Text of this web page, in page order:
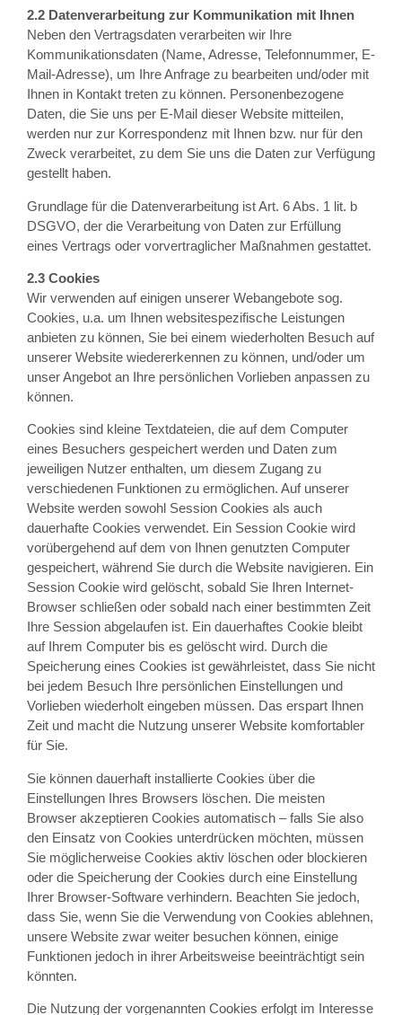
2.2 Datenverarbeitung zur Kommunikation mit Ihnen
Neben den Vertragsdaten verarbeiten wir Ihre
Kommunikationsdaten (Name, Adresse, Telefonnummer, E-
Mail-Adresse), um Ihre Anfrage zu bearbeiten und/oder mit
Ihnen in Kontakt treten zu können. Personenbezogene
Daten, die Sie uns per E-Mail dieser Website mitteilen,
werden nur zur Korrespondenz mit Ihnen bzw. nur für den
Zweck verarbeitet, zu dem Sie uns die Daten zur Verfügung
gestellt haben.
Grundlage für die Datenverarbeitung ist Art. 6 Abs. 1 lit. b
DSGVO, der die Verarbeitung von Daten zur Erfüllung
eines Vertrags oder vorvertraglicher Maßnahmen gestattet.
2.3 Cookies
Wir verwenden auf einigen unserer Webangebote sog.
Cookies, u.a. um Ihnen websitespezifische Leistungen
anbieten zu können, Sie bei einem wiederholten Besuch auf
unserer Website wiedererkennen zu können, und/oder um
unser Angebot an Ihre persönlichen Vorlieben anpassen zu
können.
Cookies sind kleine Textdateien, die auf dem Computer
eines Besuchers gespeichert werden und Daten zum
jeweiligen Nutzer enthalten, um diesem Zugang zu
verschiedenen Funktionen zu ermöglichen. Auf unserer
Website werden sowohl Session Cookies als auch
dauerhafte Cookies verwendet. Ein Session Cookie wird
vorübergehend auf dem von Ihnen genutzten Computer
gespeichert, während Sie durch die Website navigieren. Ein
Session Cookie wird gelöscht, sobald Sie Ihren Internet-
Browser schließen oder sobald nach einer bestimmten Zeit
Ihre Session abgelaufen ist. Ein dauerhaftes Cookie bleibt
auf Ihrem Computer bis es gelöscht wird. Durch die
Speicherung eines Cookies ist gewährleistet, dass Sie nicht
bei jedem Besuch Ihre persönlichen Einstellungen und
Vorlieben wiederholt eingeben müssen. Das erspart Ihnen
Zeit und macht die Nutzung unserer Website komfortabler
für Sie.
Sie können dauerhaft installierte Cookies über die
Einstellungen Ihres Browsers löschen. Die meisten
Browser akzeptieren Cookies automatisch – falls Sie also
den Einsatz von Cookies unterdrücken möchten, müssen
Sie möglicherweise Cookies aktiv löschen oder blockieren
oder die Speicherung der Cookies durch eine Einstellung
Ihrer Browser-Software verhindern. Beachten Sie jedoch,
dass Sie, wenn Sie die Verwendung von Cookies ablehnen,
unsere Website zwar weiter besuchen können, einige
Funktionen jedoch in ihrer Arbeitsweise beeinträchtigt sein
könnten.
Die Nutzung der vorgenannten Cookies erfolgt im Interesse